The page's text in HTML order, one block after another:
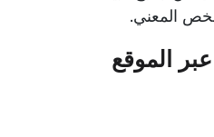
المعني.
عبر الموقع